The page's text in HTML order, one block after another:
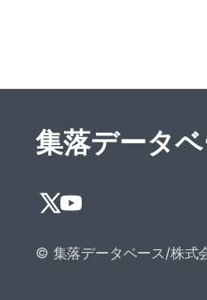
集落データ
© 集落データベース/株式